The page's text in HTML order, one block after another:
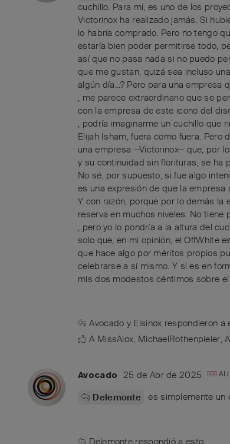
cuchillo. Para mí, es uno de los
Victorinox ha realizado jamás. Si
lo habría comprado. Pero no tengo
estaría bien poder permitirse todo,
así que no pasa nada si no puedo
que me gustan, quizá sea incluso
algún día...? Pero para una
, me parece extraordinario que se
con la empresa de este icono del
, podría imaginarme un cuchillo que
Elijah Isham, fuera como fuera. Pero
una empresa —Victorinox— que, por
y su continuidad sin florituras, se ha
No sé, por supuesto, si fue algo
es una expresión de que la
Y con razón, porque por lo demás
reserva en muchos niveles. No
, pero yo lo pondría a la altura del
solo que, en mi opinión, el OffWhite
que hace algo por méritos propios
celebrarse a sí mismo. Y si es en
mis dos modestos céntimos sobre
Avocado y Elsinox respondieron a
A MissAlox, MichaelRothenpieler,
Avocado 25 de Abr de 2025 AI
Delemonte es simplemente un
Delemonte respondió a esto